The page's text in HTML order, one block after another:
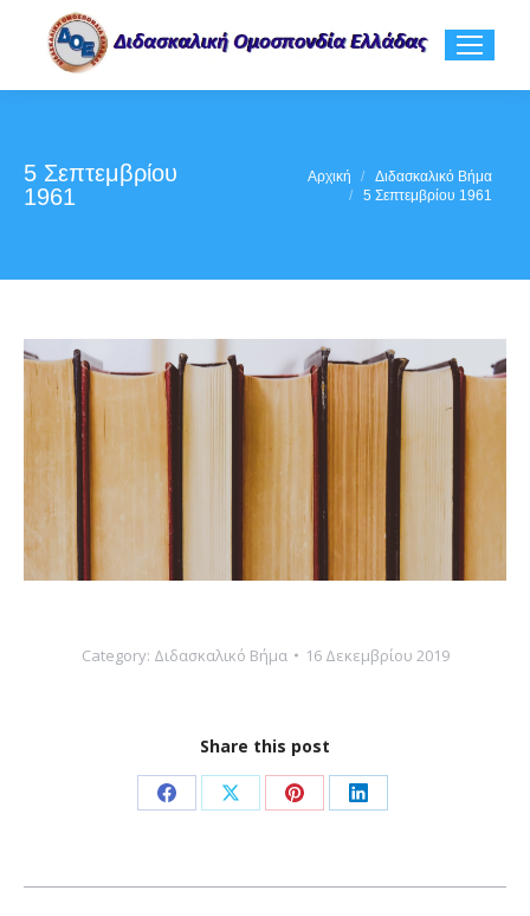
5 Σεπτεμβρίου
1961
Αρχική
Διδασκαλικό Βήμα
5 Σεπτεμβρίου 1961
Category: Διδασκαλικό Βήμα 16 Δεκεμβρίου 2019
Share this post
Share
Facebook
Share
X
Share
Pinterest
Share
LinkedIn